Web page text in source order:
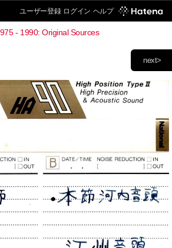
ユーザー登録 ログイン ヘルプ
- 1990: Original Sources
next>